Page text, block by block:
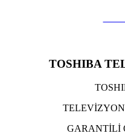
TOSHIBA
GARANTİLİ